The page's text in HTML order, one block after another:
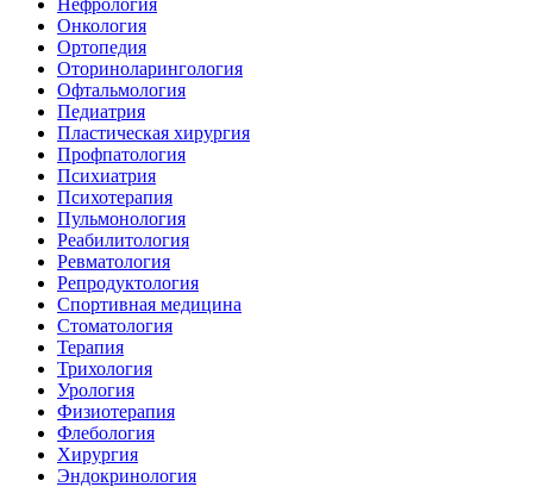
Онкология
Ортопедия
Оториноларингология
Офтальмология
Педиатрия
Пластическая хирургия
Профпатология
Психиатрия
Психотерапия
Пульмонология
Реабилитология
Ревматология
Репродуктология
Спортивная медицина
Стоматология
Терапия
Трихология
Урология
Физиотерапия
Флебология
Хирургия
Эндокринология